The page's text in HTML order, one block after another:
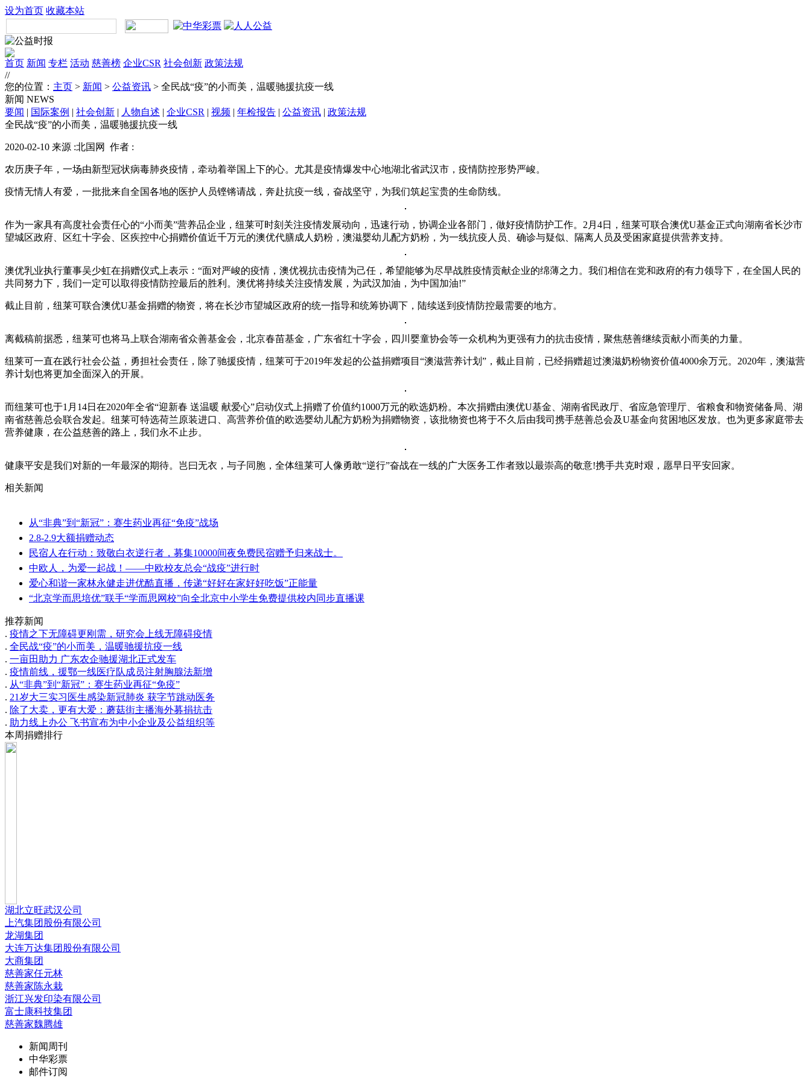
设为首页 收藏本站
首页 新闻 专栏 活动 慈善榜 企业CSR 社会创新 政策法规
//
您的位置： 主页 > 新闻 > 公益资讯 > 全民战“疫”的小而美，温暖驰援抗疫一线
新闻 NEWS
要闻 | 国际案例 | 社会创新 | 人物自述 | 企业CSR | 视频 | 年检报告 | 公益资讯 | 政策法规
全民战“疫”的小而美，温暖驰援抗疫一线
2020-02-10 来源 :北国网 作者 :
农历庚子年，一场由新型冠状病毒肺炎疫情，牵动着举国上下的心。尤其是疫情爆发中心地湖北省武汉市，疫情防控形势严峻。
疫情无情人有爱，一批批来自全国各地的医护人员铿锵请战，奔赴抗疫一线，奋战坚守，为我们筑起宝贵的生命防线。
作为一家具有高度社会责任心的“小而美”营养品企业，纽莱可时刻关注疫情发展动向，迅速行动，协调企业各部门，做好疫情防护工作。2月4日，纽莱可联合澳优U基金正式向湖南省长沙市
望城区政府、区红十字会、区疾控中心捐赠价值近千万元的澳优代膳成人奶粉，澳滋婴幼儿配方奶粉，为一线抗疫人员、确诊与疑似、隔离人员及受困家庭提供营养支持。
澳优乳业执行董事吴少虹在捐赠仪式上表示：“面对严峻的疫情，澳优视抗击疫情为己任，希望能够为尽早战胜疫情贡献企业的绵薄之力。我们相信在党和政府的有力领导下，在全国人民的
共同努力下，我们一定可以取得疫情防控最后的胜利。澳优将持续关注疫情发展，为武汉加油，为中国加油!”
截止目前，纽莱可联合澳优U基金捐赠的物资，将在长沙市望城区政府的统一指导和统筹协调下，陆续送到疫情防控最需要的地方。
离截稿前据悉，纽莱可也将马上联合湖南省众善基金会，北京春苗基金，广东省红十字会，四川婴童协会等一众机构为更强有力的抗击疫情，聚焦慈善继续贡献小而美的力量。
纽莱可一直在践行社会公益，勇担社会责任，除了驰援疫情，纽莱可于2019年发起的公益捐赠项目“澳滋营养计划”，截止目前，已经捐赠超过澳滋奶粉物资价值4000余万元。2020年，澳滋营
养计划也将更加全面深入的开展。
而纽莱可也于1月14日在2020年全省“迎新春 送温暖 献爱心”启动仪式上捐赠了价值约1000万元的欧选奶粉。本次捐赠由澳优U基金、湖南省民政厅、省应急管理厅、省粮食和物资储备局、湖
南省慈善总会联合发起。纽莱可特选荷兰原装进口、高营养价值的欧选婴幼儿配方奶粉为捐赠物资，该批物资也将于不久后由我司携手慈善总会及U基金向贫困地区发放。也为更多家庭带去
营养健康，在公益慈善的路上，我们永不止步。
健康平安是我们对新的一年最深的期待。岂曰无衣，与子同胞，全体纽莱可人像勇敢“逆行”奋战在一线的广大医务工作者致以最崇高的敬意!携手共克时艰，愿早日平安回家。
相关新闻
从“非典”到“新冠”：赛生药业再征“免疫”战场
2.8-2.9大额捐赠动态
民宿人在行动：致敬白衣逆行者，募集10000间夜免费民宿赠予归来战士。
中欧人，为爱一起战！——中欧校友总会“战疫”进行时
爱心和谐一家林永健走进优酷直播，传递“好好在家好好吃饭”正能量
“北京学而思培优”联手“学而思网校”向全北京中小学生免费提供校内同步直播课
推荐新闻
. 疫情之下无障碍更刚需，研究会上线无障碍疫情
. 全民战“疫”的小而美，温暖驰援抗疫一线
. 一亩田助力 广东农企驰援湖北正式发车
. 疫情前线，援鄂一线医疗队成员注射胸腺法新增
. 从“非典”到“新冠”：赛生药业再征“免疫”
. 21岁大三实习医生感染新冠肺炎 获字节跳动医务
. 除了大卖，更有大爱：蘑菇街主播海外募捐抗击
. 助力线上办公 飞书宣布为中小企业及公益组织等
本周捐赠排行
湖北立旺武汉公司
上汽集团股份有限公司
龙湖集团
大连万达集团股份有限公司
大商集团
慈善家任元林
慈善家陈永栽
浙江兴发印染有限公司
富士康科技集团
慈善家魏腾雄
新闻周刊
中华彩票
邮件订阅